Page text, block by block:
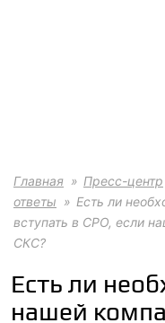
Главная Пресс-центр
ответы
Есть ли
вступать в СРО, если
СКС?
Есть ли
нашей